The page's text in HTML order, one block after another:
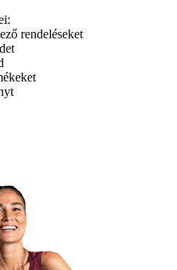
rendeléseket